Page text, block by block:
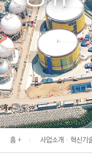
:
E
N
G
I
N
E
E
R
I
N
홈 사업소개 · 혁신기